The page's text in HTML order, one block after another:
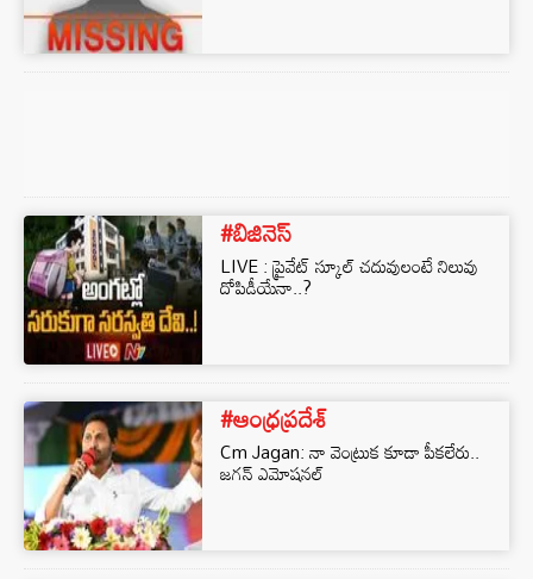
#బిజినెస్‌
LIVE : ప్రైవేట్ స్కూల్ చదువులంటే నిలువు
దోపిడీయేనా..?
#ఆంధ్రప్రదేశ్
Cm Jagan: నా వెంట్రుక కూడా పీకలేరు..
జగన్ ఎమోషనల్